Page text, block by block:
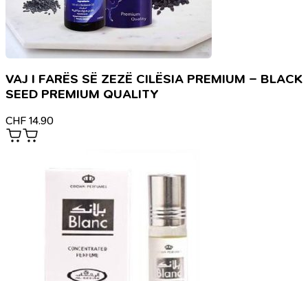
VAJ I FARËS SË ZEZË CILËSIA PREMIUM – BLACK
SEED PREMIUM QUALITY
CHF 14.90